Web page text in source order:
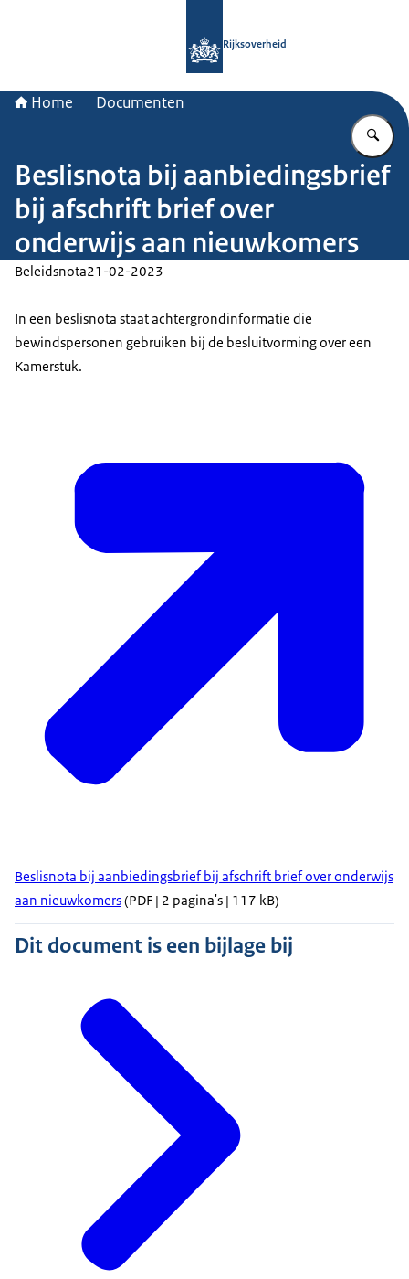
Rijksoverheid
Home Documenten
Beslisnota bij aanbiedingsbrief
bij afschrift brief over
onderwijs aan nieuwkomers
Beleidsnota21-02-2023
In een beslisnota staat achtergrondinformatie die
bewindspersonen gebruiken bij de besluitvorming over een
Kamerstuk.
Beslisnota bij aanbiedingsbrief bij afschrift brief over onderwijs
aan nieuwkomers(PDF | 2 pagina's | 117 kB)
Dit document is een bijlage bij